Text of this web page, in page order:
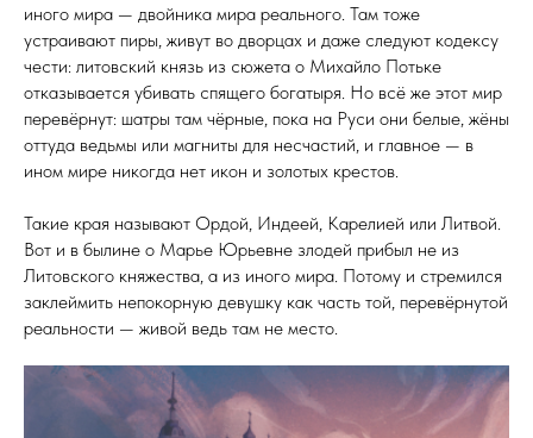
иного мира — двойника мира реального. Там тоже
устраивают пиры, живут во дворцах и даже следуют кодексу
чести: литовский князь из сюжета о Михайло Потьке
отказывается убивать спящего богатыря. Но всё же этот мир
перевёрнут: шатры там чёрные, пока на Руси они белые, жёны
оттуда ведьмы или магниты для несчастий, и главное — в
ином мире никогда нет икон и золотых крестов.
Такие края называют Ордой, Индеей, Карелией или Литвой.
Вот и в былине о Марье Юрьевне злодей прибыл не из
Литовского княжества, а из иного мира. Потому и стремился
заклеймить непокорную девушку как часть той, перевёрнутой
реальности — живой ведь там не место.